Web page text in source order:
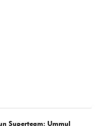
Superteam: Ummul